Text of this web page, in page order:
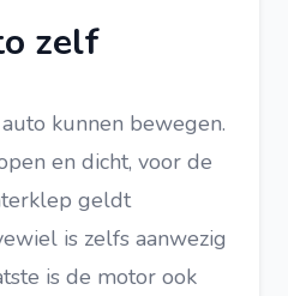
zelf
kunnen bewegen.
en dicht, voor de
geldt
is zelfs aanwezig
is de motor ook